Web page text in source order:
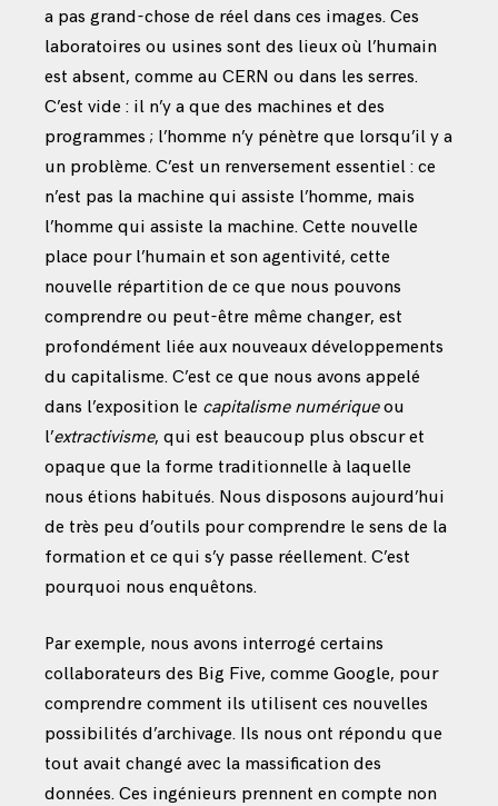
a pas grand-chose de réel dans ces images. Ces
laboratoires ou usines sont des lieux où l’humain
est absent, comme au CERN ou dans les serres.
C’est vide : il n’y a que des machines et des
programmes ; l’homme n’y pénètre que lorsqu’il y a
un problème. C’est un renversement essentiel : ce
n’est pas la machine qui assiste l’homme, mais
l’homme qui assiste la machine. Cette nouvelle
place pour l’humain et son agentivité, cette
nouvelle répartition de ce que nous pouvons
comprendre ou peut-être même changer, est
profondément liée aux nouveaux développements
du capitalisme. C’est ce que nous avons appelé
dans l’exposition le capitalisme numériqueou
l’extractivisme, qui est beaucoup plus obscur et
opaque que la forme traditionnelle à laquelle
nous étions habitués. Nous disposons aujourd’hui
de très peu d’outils pour comprendre le sens de la
formation et ce qui s’y passe réellement. C’est
pourquoi nous enquêtons.
Par exemple, nous avons interrogé certains
collaborateurs des Big Five, comme Google, pour
comprendre comment ils utilisent ces nouvelles
possibilités d’archivage. Ils nous ont répondu que
tout avait changé avec la massification des
données. Ces ingénieurs prennent en compte non